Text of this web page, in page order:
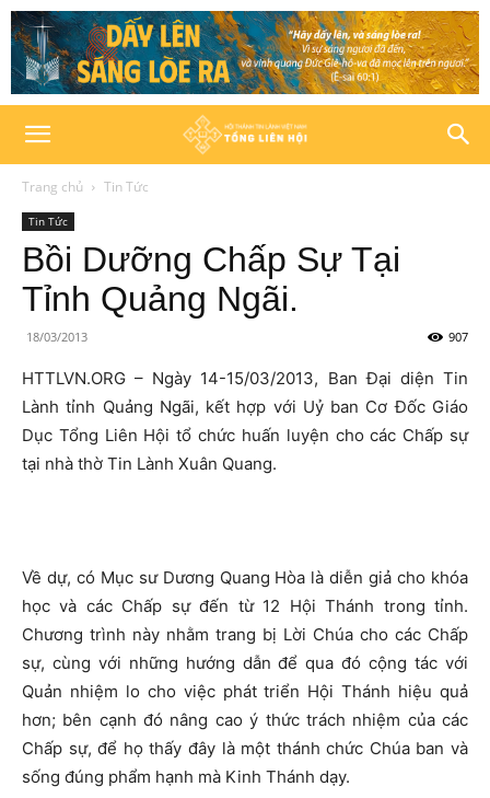
Trang chủ Tin Tức
Tin Tức
Bồi Dưỡng Chấp Sự Tại
Tỉnh Quảng Ngãi.
18/03/2013 907
HTTLVN.ORG – Ngày 14-15/03/2013, Ban Đại diện Tin
Lành tỉnh Quảng Ngãi, kết hợp với Uỷ ban Cơ Đốc Giáo
Dục Tổng Liên Hội tổ chức huấn luyện cho các Chấp sự
tại nhà thờ Tin Lành Xuân Quang.
Về dự, có Mục sư Dương Quang Hòa là diễn giả cho khóa
học và các Chấp sự đến từ 12 Hội Thánh trong tỉnh.
Chương trình này nhằm trang bị Lời Chúa cho các Chấp
sự, cùng với những hướng dẫn để qua đó cộng tác với
Quản nhiệm lo cho việc phát triển Hội Thánh hiệu quả
hơn; bên cạnh đó nâng cao ý thức trách nhiệm của các
Chấp sự, để họ thấy đây là một thánh chức Chúa ban và
sống đúng phẩm hạnh mà Kinh Thánh dạy.